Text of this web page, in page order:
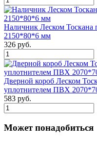
Наличник Леском Тоскана
2150*80*6 мм
326 руб.
Дверной короб Леском
уплотнителем ПВХ
583 руб.
Может понадобиться